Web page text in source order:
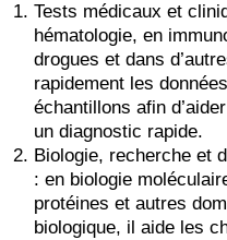
Tests médicaux et
hématologie, en
drogues et dans
rapidement les
échantillons afin
un diagnostic rapide.
Biologie, recherche et
: en biologie
protéines et autres
biologique, il aide les